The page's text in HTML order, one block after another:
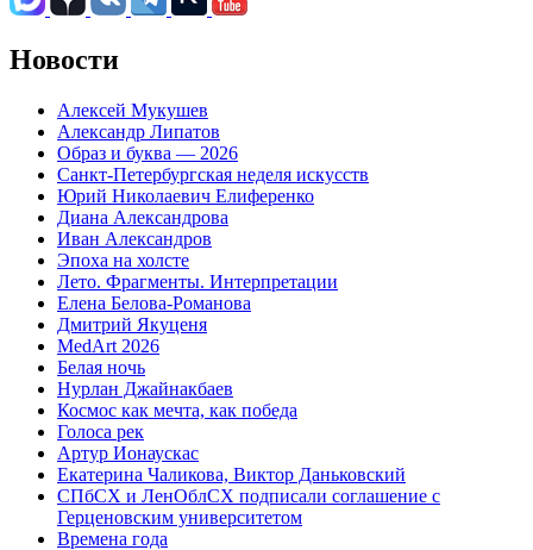
Новости
Алексей Мукушев
Александр Липатов
Образ и буква — 2026
Санкт-Петербургская неделя искусств
Юрий Николаевич Елиференко
Диана Александрова
Иван Александров
Эпоха на холсте
Лето. Фрагменты. Интерпретации
Елена Белова-Романова
Дмитрий Якуценя
MedArt 2026
Белая ночь
Нурлан Джайнакбаев
Космос как мечта, как победа
Голоса рек
Артур Ионаускас
Екатерина Чаликова, Виктор Даньковский
СПбСХ и ЛенОблСХ подписали соглашение с
Герценовским университетом
Времена года